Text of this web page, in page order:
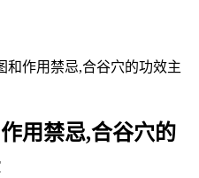
和作用禁忌,合谷穴的功效主
用禁忌,合谷穴的